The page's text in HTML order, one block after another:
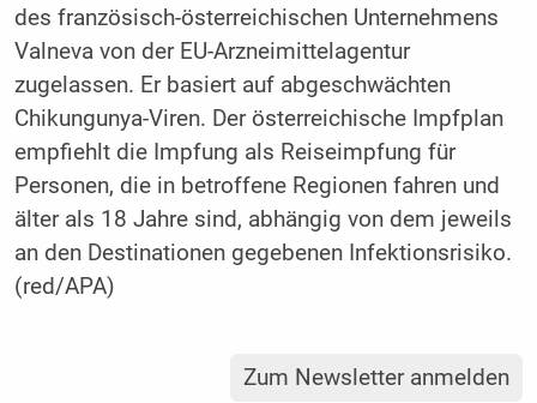
des französisch-österreichischen Unternehmens
Valneva von der EU-Arzneimittelagentur
zugelassen. Er basiert auf abgeschwächten
Chikungunya-Viren. Der österreichische Impfplan
empfiehlt die Impfung als Reiseimpfung für
Personen, die in betroffene Regionen fahren und
älter als 18 Jahre sind, abhängig von dem jeweils
an den Destinationen gegebenen Infektionsrisiko.
(red/APA)
Zum Newsletter anmelden